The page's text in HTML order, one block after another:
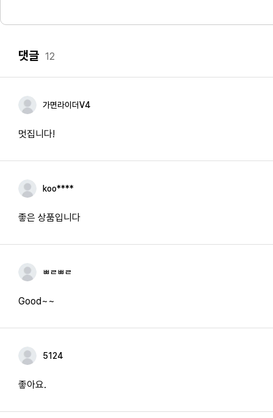
댓글 12
가면라이더V4
멋집니다!
koo****
좋은 상품입니다
ㅃㄹㅃㄹ
Good~~
5124
좋아요.